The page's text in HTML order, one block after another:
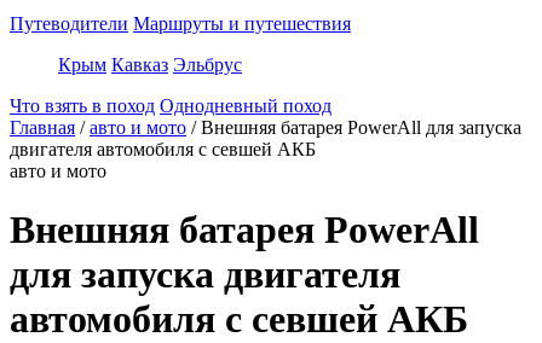
Путеводители Маршруты и путешествия
Крым Кавказ Эльбрус
Что взять в поход Однодневный поход
Главная / авто и мото / Внешняя батарея PowerAll для запуска
двигателя автомобиля с севшей АКБ
авто и мото
Внешняя батарея PowerAll
для запуска двигателя
автомобиля с севшей АКБ